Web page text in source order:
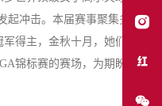
冲击。本届赛事聚集多
得主，金秋十月，她们将
锦标赛的赛场，为期盼已